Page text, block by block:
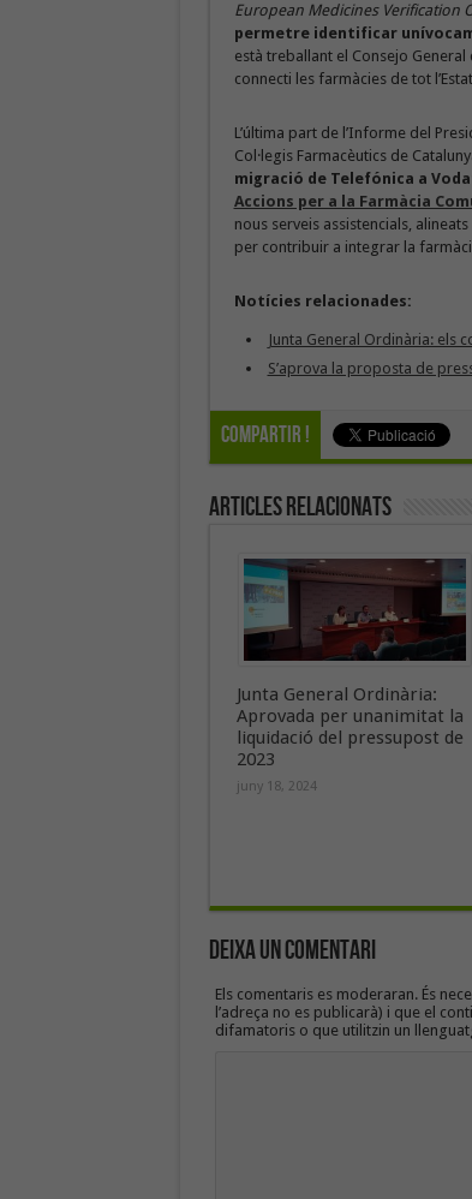
European Medicines Verification
permetre identificar
està treballant el Consejo
connecti les farmàcies de tot
L’última part de l’Informe del
Col·legis Farmacèutics de
migració de Telefónica a
Accions per a la Farmàcia
nous serveis assistencials,
per contribuir a integrar la
Notícies relacionades:
Junta General Ordinària: els
S’aprova la proposta de
Compartir !
Articles Relacionats
Junta General Ordinària:
Aprovada per unanimitat la
liquidació del pressupost de
2023
juny 18, 2024
Deixa un Comentari
Els comentaris es moderaran. És
l’adreça no es publicarà) i que el
difamatoris o que utilitzin un